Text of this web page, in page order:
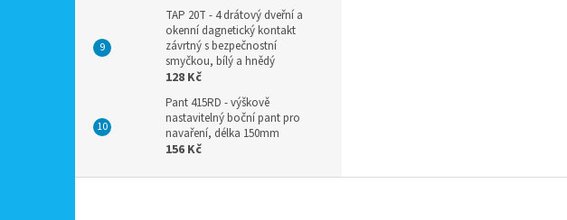
TAP 20T - 4 drátový dveřní a
okenní dagnetický kontakt
závrtný s bezpečnostní
smyčkou, bílý a hnědý
128 Kč
Pant 415RD - výškově
nastavitelný boční pant pro
navaření, délka 150mm
156 Kč